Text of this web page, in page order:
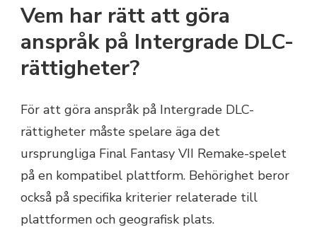
Vem har rätt att göra
anspråk på Intergrade DLC-
rättigheter?
För att göra anspråk på Intergrade DLC-
rättigheter måste spelare äga det
ursprungliga Final Fantasy VII Remake-spelet
på en kompatibel plattform. Behörighet beror
också på specifika kriterier relaterade till
plattformen och geografisk plats.